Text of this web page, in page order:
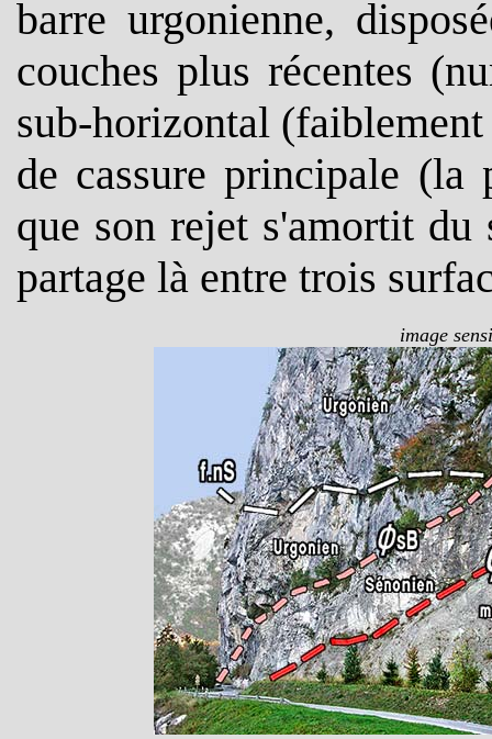
barre urgonienne,
couches plus récentes
sub-horizontal
de cassure principale
que son rejet s'amortit
partage là entre trois
image